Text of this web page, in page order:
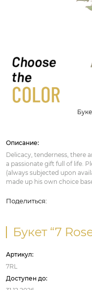
Описание:
Delicacy, tenderness, there
a passionate gift full of life.
(always subjected upon
made up his own choice
Поделиться:
Букет “7
Артикул:
7RL
Доступен до: